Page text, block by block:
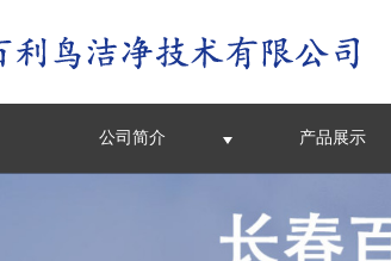
公司简介 产品展示